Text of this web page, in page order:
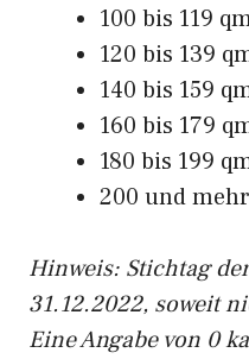
100 bis 119
120 bis 139
140 bis 159
160 bis 179
180 bis 199
200 und
Hinweis: Stichtag
31.12.2022, soweit
Eine Angabe von 0